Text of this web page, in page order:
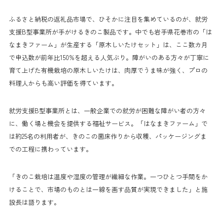
ふるさと納税の返礼品市場で、ひそかに注目を集めているのが、就労
支援B型事業所が手がけるきのこ製品です。中でも岩手県花巻市の「は
なまきファーム」が生産する「原木しいたけセット」は、ここ数カ月
で申込数が前年比150%を超える人気ぶり。障がいのある方々が丁寧に
育て上げた有機栽培の原木しいたけは、肉厚でうま味が強く、プロの
料理人からも高い評価を得ています。
就労支援B型事業所とは、一般企業での就労が困難な障がい者の方々
に、働く場と機会を提供する福祉サービス。「はなまきファーム」で
は約25名の利用者が、きのこの菌床作りから収穫、パッケージングま
での工程に携わっています。
「きのこ栽培は温度や湿度の管理が繊細な作業。一つひとつ手間をか
けることで、市場のものとは一線を画す品質が実現できました」と施
設長は語ります。